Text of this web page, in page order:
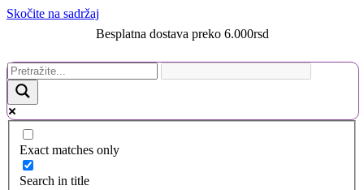
Skočite na sadržaj
Besplatna dostava preko 6.000rsd
Exact matches only
Search in title